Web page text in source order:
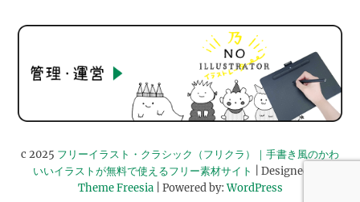
c 2025 フリーイラスト・クラシック（フリクラ）｜手書き風のかわ
いいイラストが無料で使えるフリー素材サイト
| Designed by:
Theme Freesia| Powered by:WordPress